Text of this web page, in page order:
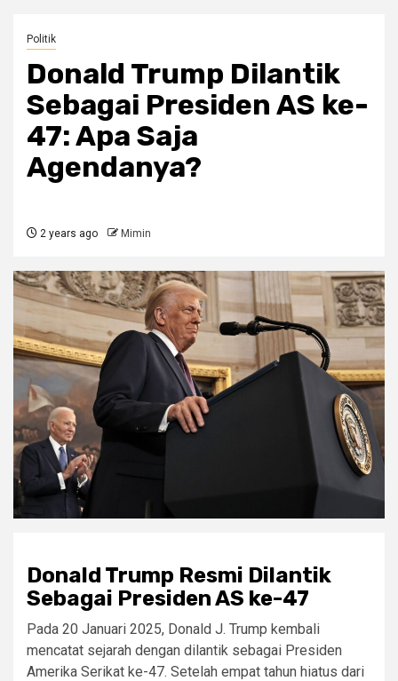
Politik
Donald Trump Dilantik
Sebagai Presiden AS ke-
47: Apa Saja
Agendanya?
2 years ago Mimin
Donald Trump Resmi Dilantik
Sebagai Presiden AS ke-47
Pada 20 Januari 2025, Donald J. Trump kembali
mencatat sejarah dengan dilantik sebagai Presiden
Amerika Serikat ke-47. Setelah empat tahun hiatus dari